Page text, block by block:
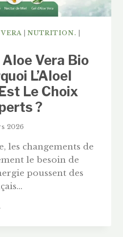
|NUTRITION.
Vera Bio
L’Aloel
Le Choix
?
2026
les changements de
le besoin de
poussent des